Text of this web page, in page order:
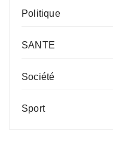
Politique
SANTE
Société
Sport